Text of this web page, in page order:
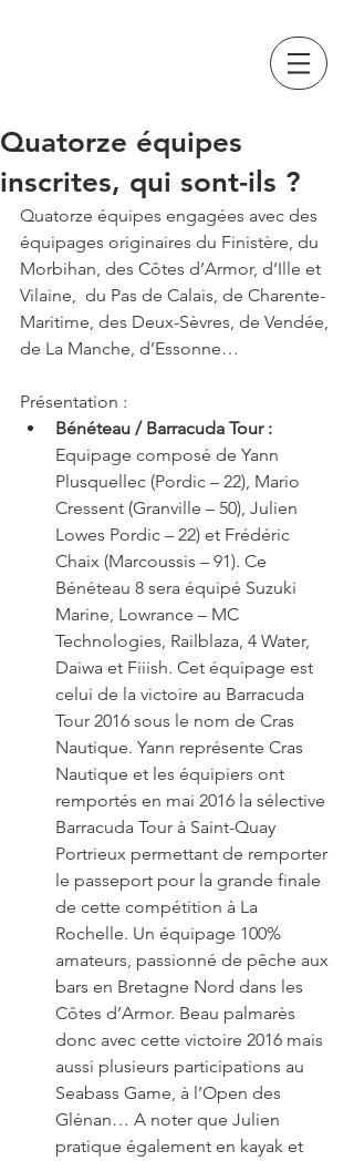
Quatorze équipes
inscrites, qui sont-ils ?
Quatorze équipes engagées avec des
équipages originaires du Finistère, du
Morbihan, des Côtes d’Armor, d’Ille et
Vilaine,  du Pas de Calais, de Charente-
Maritime, des Deux-Sèvres, de Vendée,
de La Manche, d’Essonne…
Présentation :
Bénéteau / Barracuda Tour :
Equipage composé de Yann
Plusquellec (Pordic – 22), Mario
Cressent (Granville – 50), Julien
Lowes Pordic – 22) et Frédéric
Chaix (Marcoussis – 91). Ce
Bénéteau 8 sera équipé Suzuki
Marine, Lowrance – MC
Technologies, Railblaza, 4 Water,
Daiwa et Fiiish. Cet équipage est
celui de la victoire au Barracuda
Tour 2016 sous le nom de Cras
Nautique. Yann représente Cras
Nautique et les équipiers ont
remportés en mai 2016 la sélective
Barracuda Tour à Saint-Quay
Portrieux permettant de remporter
le passeport pour la grande finale
de cette compétition à La
Rochelle. Un équipage 100%
amateurs, passionné de pêche aux
bars en Bretagne Nord dans les
Côtes d’Armor. Beau palmarès
donc avec cette victoire 2016 mais
aussi plusieurs participations au
Seabass Game, à l’Open des
Glénan… A noter que Julien
pratique également en kayak et